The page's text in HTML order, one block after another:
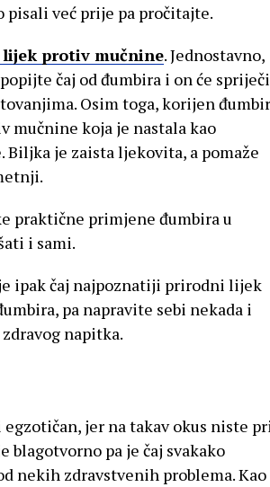
pisali već prije pa pročitajte.
protiv mučnine. Jednostavno,
čaj od đumbira i on će
Osim toga, korijen
mučnine koja je nastala kao
je zaista ljekovita, a pomaže
praktične primjene đumbira u
i sami.
ipak čaj najpoznatiji prirodni lijek
pa napravite sebi nekada i
napitka.
jer na takav okus niste
blagotvorno pa je čaj svakako
nekih zdravstvenih problema. Kao